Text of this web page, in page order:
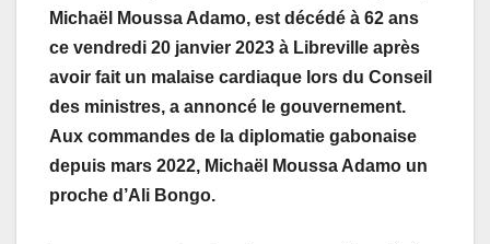
Michaël Moussa Adamo, est décédé à 62 ans
ce vendredi 20 janvier 2023 à Libreville après
avoir fait un malaise cardiaque lors du Conseil
des ministres, a annoncé le gouvernement.
Aux commandes de la diplomatie gabonaise
depuis mars 2022, Michaël Moussa Adamo un
proche d’Ali Bongo.